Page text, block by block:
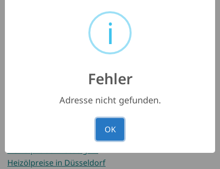
Mobilgeräte optimiert. Wir wünschen gute Fahrt und
Heizölpreise in Hamburg
Heizölpreise in Frankfurt
Heizölpreise in Düsseldorf
i
Fehler
Adresse nicht gefunden.
OK